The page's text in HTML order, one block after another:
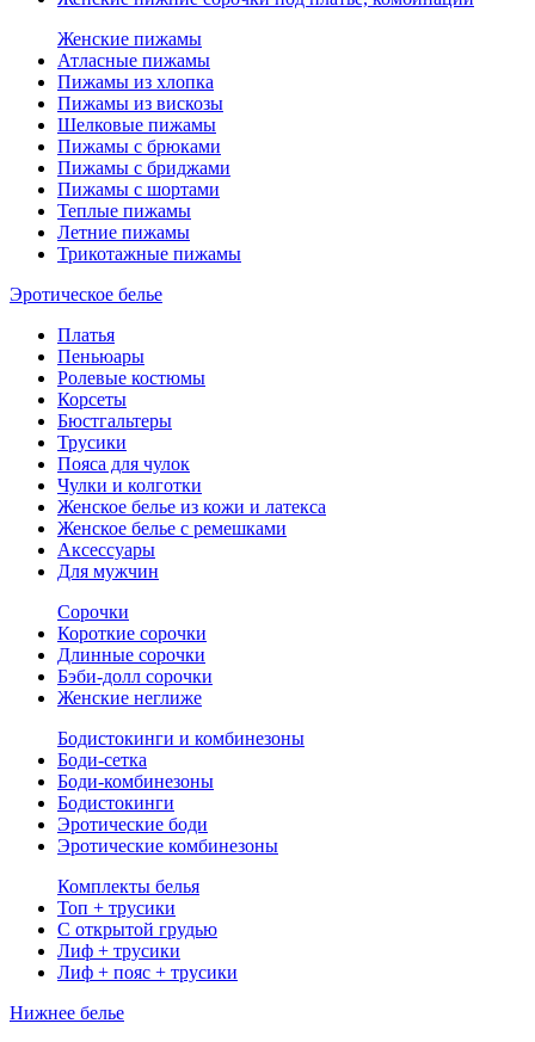
Женские пижамы
Атласные пижамы
Пижамы из хлопка
Пижамы из вискозы
Шелковые пижамы
Пижамы с брюками
Пижамы с бриджами
Пижамы с шортами
Теплые пижамы
Летние пижамы
Трикотажные пижамы
Эротическое белье
Платья
Пеньюары
Ролевые костюмы
Корсеты
Бюстгальтеры
Трусики
Пояса для чулок
Чулки и колготки
Женское белье из кожи и латекса
Женское белье с ремешками
Аксессуары
Для мужчин
Сорочки
Короткие сорочки
Длинные сорочки
Бэби-долл сорочки
Женские неглиже
Бодистокинги и комбинезоны
Боди-сетка
Боди-комбинезоны
Бодистокинги
Эротические боди
Эротические комбинезоны
Комплекты белья
Топ + трусики
С открытой грудью
Лиф + трусики
Лиф + пояс + трусики
Нижнее белье